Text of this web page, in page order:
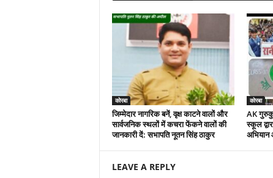
कोरबा
जिम्मेदार नागरिक बनें, वृक्ष काटने वालों और
सार्वजनिक स्थलों में कचरा फेंकने वालों की
जानकारी दें: सभापति नूतन सिंह ठाकुर
कोरबा
AK
स्कूल
अभियान
LEAVE A REPLY